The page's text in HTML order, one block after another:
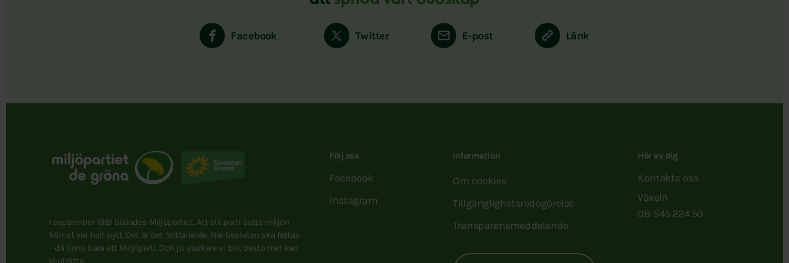
Facebook Twitter E-post Länk
I september 1981 bildades Miljöpartiet. Att ett parti satte miljön
främst var helt nytt. Det är det fortfarande. När besluten ska fattas
– då finns bara ett Miljöparti. Och ju starkare vi blir, desto mer kan
vi uträtta.
Följ oss
Facebook
Instagram
Information
Om cookies
Tillgänglighetsredogörelse
Transparensmeddelande
Hör av dig
Kontakta oss
Växeln
08-545 224 50